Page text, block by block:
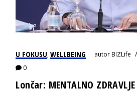
U FOKUSU,WELLBEING autorBIZLife
0
Lončar: MENTALNO